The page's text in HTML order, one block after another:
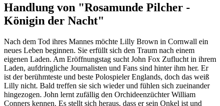
Handlung von "Rosamunde Pilcher -
Königin der Nacht"
Nach dem Tod ihres Mannes möchte Lilly Brown in Cornwall ein
neues Leben beginnen. Sie erfüllt sich den Traum nach einem
eigenen Laden. Am Eröffnungstag sucht John Fox Zuflucht in ihrem
Laden, aufdringliche Journalisten und Fans sind hinter ihm her. Er
ist der berühmteste und beste Polospieler Englands, doch das weiß
Lilly nicht. Bald treffen sie sich wieder und fühlen sich zueinander
hingezogen. John lernt zufällig den Orchideenzüchter William
Conners kennen. Es stellt sich heraus, dass er sein Onkel ist und